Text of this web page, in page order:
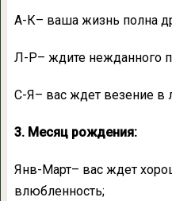
А-К– ваша жизнь полна
Л-Р– ждите нежданного
С-Я– вас ждет везение в
3. Месяц рождения:
Янв-Март– вас ждет
влюбленность;